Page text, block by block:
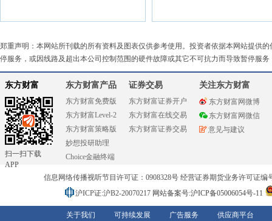
郑重声明：本网站所刊载的所有资料及图表仅供参考使用。投资者依据本网站提供
停服务，或因线路及超出本公司控制范围的硬件故障或其它不可抗力而导致暂停服
东方财富
扫一扫下载
APP
东方财富产品
东方财富免费版
东方财富Level-2
东方财富策略版
妙想投研助理
Choice金融终端
证券交易
东方财富证券开户
东方财富在线交易
东方财富证券交易
关注东方财富
东方财富网微博
东方财富网微信
意见与建议
信息网络传播视听节目许可证：0908328号 经营证券期货业务许可证编
沪ICP证:沪B2-20070217 网站备案号:沪ICP备05006054号-11
关于我们 可持续发展 广告服务 供应商平台